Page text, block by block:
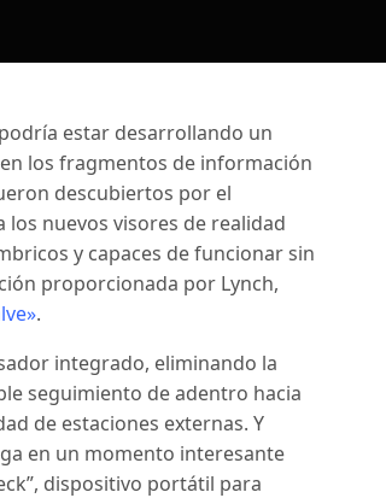
estar desarrollando un
los fragmentos de información
descubiertos por el
los nuevos visores de realidad
y capaces de funcionar sin
proporcionada por Lynch,
.
integrado, eliminando la
seguimiento de adentro hacia
de estaciones externas. Y
en un momento interesante
dispositivo portátil para